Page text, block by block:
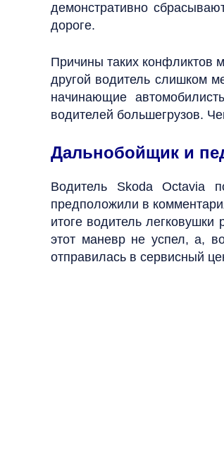
демонстративно
дороге.
Причины таких конфликтов
другой водитель слишком
начинающие
водителей большегрузов.
Дальнобойщик и
Водитель Skoda Octavia
предположили в
итоге водитель
этот маневр не успел, а,
отправилась в сервисный